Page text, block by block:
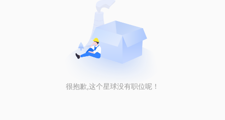
很抱歉,这个星球没有职位呢！